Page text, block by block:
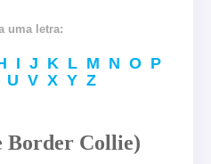
uma letra:
I J K L M N O P
U V X Y Z
Border Collie)